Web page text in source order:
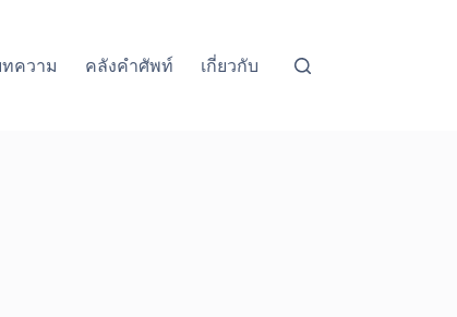
ความ
คลังคำศัพท์ เกี่ยวกับ